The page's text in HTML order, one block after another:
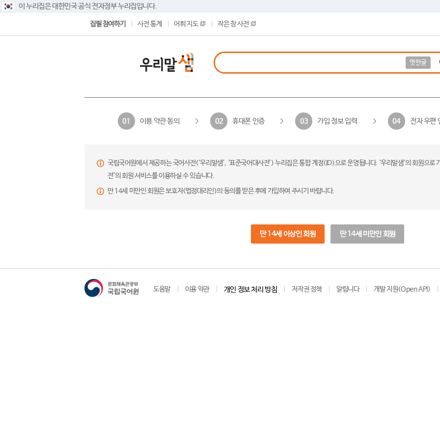
이 누리집은 대한민국 공식 전자정부 누리집입니다.
집필 참여하기 사전 통계 어휘 지도 작은 창 사전
옛한글
01 이용 약관 동의 02 휴대폰 인증 03 가입 정보 입력 04 전자 우편
국립국어원에서 제공하는 국어사전(‘우리말샘’, ‘표준국어대사전’) 누리집은 통합 계정(ID)으로 운영됩니다. ‘우리말샘’의 회원으
전’의 회원 서비스를 이용하실 수 있습니다.
만 14세 미만인 회원은 보호자(법정대리인)의 동의를 받은 후에 가입하여 주시기 바랍니다.
만 14세 이상인 회원 만 14세 미만인 회원
도움말 이용 약관 개인 정보 처리 방침 저작권 정책 알립니다 개발 지원(Open API)